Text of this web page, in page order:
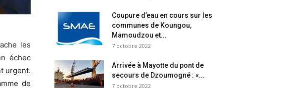
les
échec
urgent.
de
Coupure d’eau en cours sur les
communes de Koungou,
Mamoudzou et...
7 octobre 2022
Arrivée à Mayotte du pont de
secours de Dzoumogné : «...
7 octobre 2022